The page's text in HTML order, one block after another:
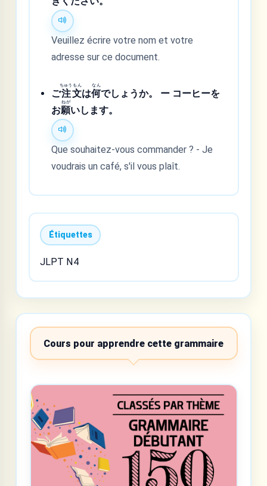
Veuillez écrire votre nom et votre
adresse sur ce document.
ご注
ちゅう
文
もん
は何
なん
でしょうか。 ー コーヒーを
お願
ねが
いします。
Que souhaitez-vous commander ? - Je
voudrais un café, s'il vous plaît.
Étiquettes
JLPT N4
Cours pour apprendre cette grammaire